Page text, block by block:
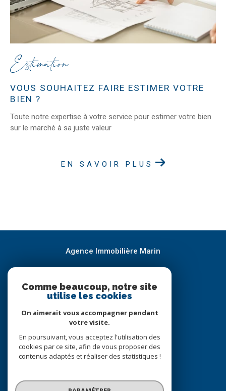
Estimation
VOUS SOUHAITEZ FAIRE ESTIMER VOTRE
BIEN ?
Toute notre expertise à votre service pour estimer votre bien
sur le marché à sa juste valeur
EN SAVOIR PLUS
Agence Immobilière Marin
geoffroy@immobilier-marin.com
37 RUE CLEMENCEAU
CASTELNAU-MONTRATIER
Nous suivre sur
Comme beaucoup, notre site
utilise les cookies
On aimerait vous accompagner pendant
votre visite.
En poursuivant, vous acceptez l'utilisation des
cookies par ce site, afin de vous proposer des
contenus adaptés et réaliser des statistiques !